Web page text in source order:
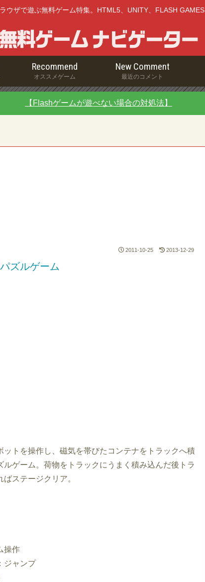
ウザで遊ぶ無料ゲーム特集。HTML5、UNITY、FLASH GAMES
Recommend
オススメゲーム
New Comment
最近のコメント
【Flashゲームが遊べない場合の対処法】
2011-10-25 2013-12-29
ズルゲーム
ットを操作し、磁気を帯びたコンテナをトラックへ積
ルゲーム。荷物をトラックにうまく積み込んだ後トラ
ばステージクリア。
操作
ジャンプ